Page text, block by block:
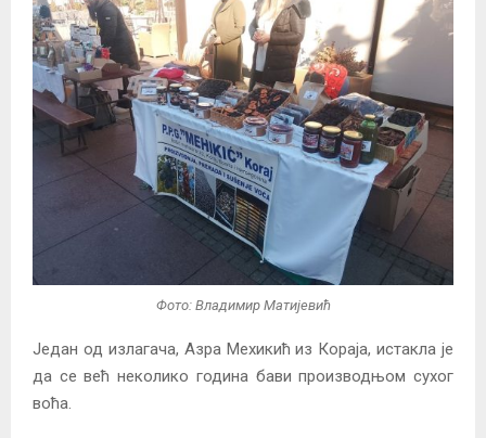
Фото: Владимир Матијевић
Један од излагача, Азра Мехикић из Кораја, истакла је
да се већ неколико година бави производњом сухог
воћа.